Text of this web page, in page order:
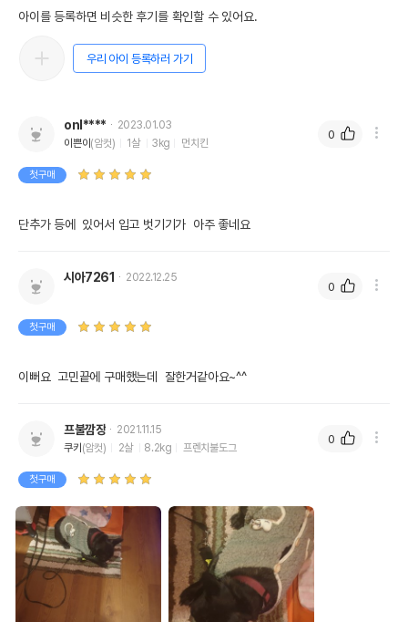
아이를 등록하면 비슷한 후기를 확인할 수 있어요.
우리 아이 등록하러 가기
onl****
2023.01.03
이쁜이 (암컷) 1살 3kg 먼치킨
첫구매
단추가 등에  있어서 입고 벗기기가  아주 좋네요
0
시아7261 2022.12.25
첫구매
이뻐요  고민끝에 구매했는데  잘한거같아요~^^
0
프불깜장
2021.11.15
쿠키 (암컷) 2살 8.2kg 프렌치불도그
첫구매
0